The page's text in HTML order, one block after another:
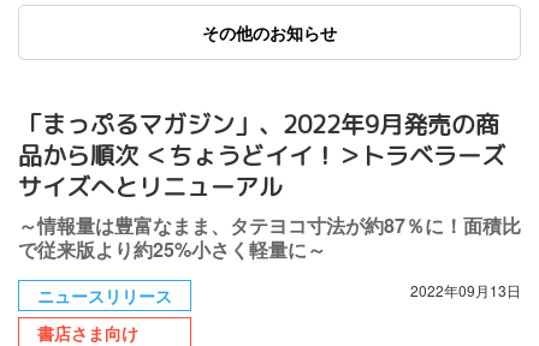
その他のお知らせ
「まっぷるマガジン」、2022年9月発売の商
品から順次 ＜ちょうどイイ！＞トラベラーズ
サイズへとリニューアル
～情報量は豊富なまま、タテヨコ寸法が約87％に！面積比
で従来版より約25%小さく軽量に～
ニュースリリース
書店さま向け
2022年09月13日